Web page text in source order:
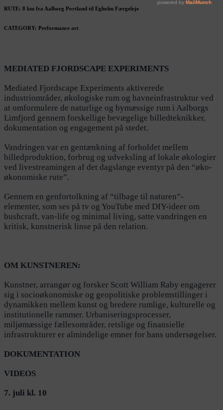
RUTE: 8 km fra Aalborg Portland til Egholm Færgeleje
CATEGORY: Performance art
MEDIATED FJORDSCAPE EXPERIMENTS
Mediated Fjordscape Experiments aktiverede
industriområder, økologiske rum og havneinfrastruktur ved
at omformulere de naturlige og bymæssige rum i Aalborgs
Limfjord gennem forskellige bevægelige billedteknikker,
dokumentation og engagement på stedet.
Vandringen var en gentænkning af forholdet mellem
billedproduktion, forbrug og udveksling af lokale økologier
ved livestreamingen af det dagslange eventyr på den “øko-
økonomiske rute”.
Gennem en genfortolkning af “tilbage til naturen”-
elementer, som ses på tv og YouTube med DIY-ideer om ​​
bushcraft, van-life og minimal living, satte vandringen en
kritisk, kunstnerisk linse på den relation.
OM KUNSTNEREN:
Kunstner, arrangør og forsker Scott William Raby engagerer
sig i socioøkonomiske og geopolitiske problemstillinger i
dynamikken mellem kunst og bredere rumlige, kulturelle og
institutionelle rammer. Urbaniseringsprocesser,
miljømæssige fællesområder, retslige og finansielle
infrastrukturer er almindelige emner for hans undersøgelser.
DOKUMENTATION
VIDEOS
7. juli kl. 10